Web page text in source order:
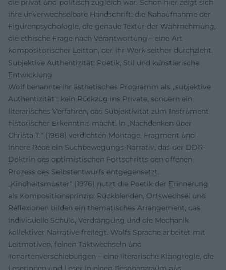
die privat und politisch zugleich war. Schon hier zeigt sich
ihre unverwechselbare Handschrift: die Nahaufnahme der
Figurenpsychologie, die genaue Textur der Wahrnehmung,
die ethische Frage nach Verantwortung – eine Art
kompositorischer Leitton, der ihr Werk seither durchzieht.
Subjektive Authentizität: Poetik, Stil und künstlerische
Entwicklung
Wolf benannte ihr ästhetisches Programm als „subjektive
Authentizität“: kein Rückzug ins Private, sondern ein
literarisches Verfahren, das Subjektivität zum Instrument
historischer Erkenntnis macht. In „Nachdenken über
Christa T.“ (1968) verdichten Montage, Fragment und
innere Rede ein Suchbewegungs-Narrativ, das der DDR-
Doktrin des optimistischen Fortschritts den offenen
Prozess des Selbstentwurfs entgegensetzt.
„Kindheitsmuster“ (1976) nutzt die Poetik der Erinnerung
als Kompositionsprinzip: Rückblenden, Ortswechsel und
Reflexionen bilden ein thematisches Arrangement, das
individuelle Schuld, Verdrängung und die Mechanik
kollektiver Narrative freilegt. Wolfs Sprache arbeitet mit
Leitmotiven, feinen Taktwechseln und
Tonartenverschiebungen – eine literarische Klangregie, die